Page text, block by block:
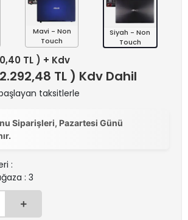
Mavi - Non
Touch
Siyah - Non
Touch
TL ) + Kdv
TL ) Kdv Dahil
taksitlerle
Siparişleri, Pazartesi Günü
:
: 3